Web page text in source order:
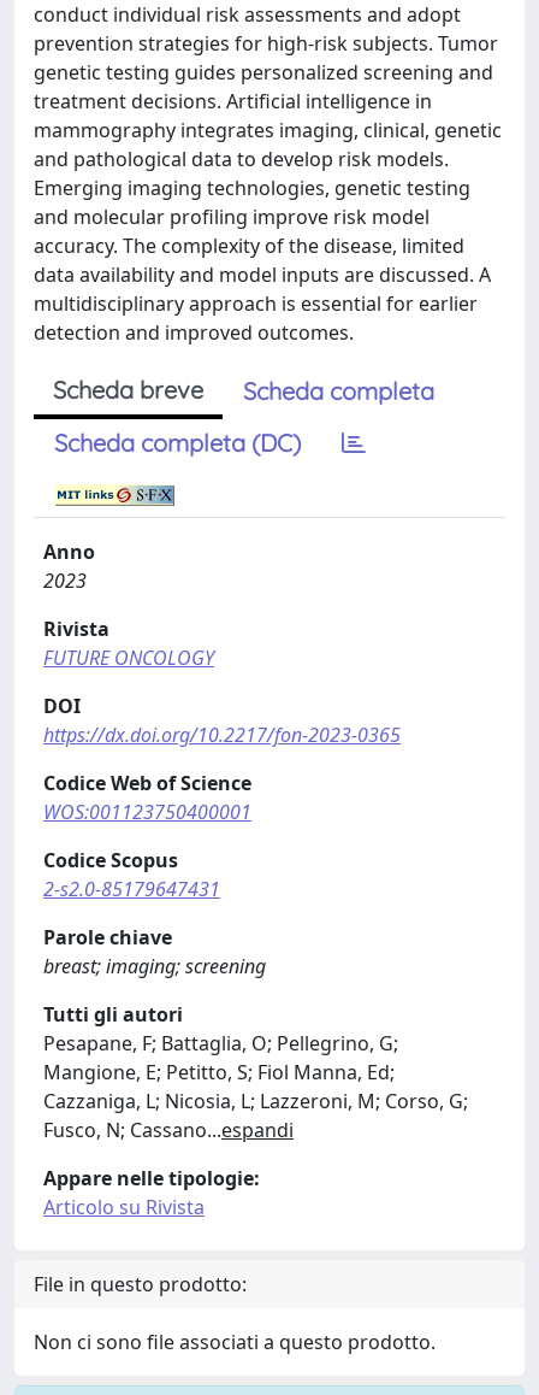
conduct individual risk assessments and adopt
prevention strategies for high-risk subjects. Tumor
genetic testing guides personalized screening and
treatment decisions. Artificial intelligence in
mammography integrates imaging, clinical, genetic
and pathological data to develop risk models.
Emerging imaging technologies, genetic testing
and molecular profiling improve risk model
accuracy. The complexity of the disease, limited
data availability and model inputs are discussed. A
multidisciplinary approach is essential for earlier
detection and improved outcomes.
Scheda breve
Scheda completa
Scheda completa (DC)
Anno
2023
Rivista
FUTURE ONCOLOGY
DOI
https://dx.doi.org/10.2217/fon-2023-0365
Codice Web of Science
WOS:001123750400001
Codice Scopus
2-s2.0-85179647431
Parole chiave
breast; imaging; screening
Tutti gli autori
Pesapane, F; Battaglia, O; Pellegrino, G;
Mangione, E; Petitto, S; Fiol Manna, Ed;
Cazzaniga, L; Nicosia, L; Lazzeroni, M; Corso, G;
Fusco, N; Cassano...espandi
Appare nelle tipologie:
Articolo su Rivista
File in questo prodotto:
Non ci sono file associati a questo prodotto.